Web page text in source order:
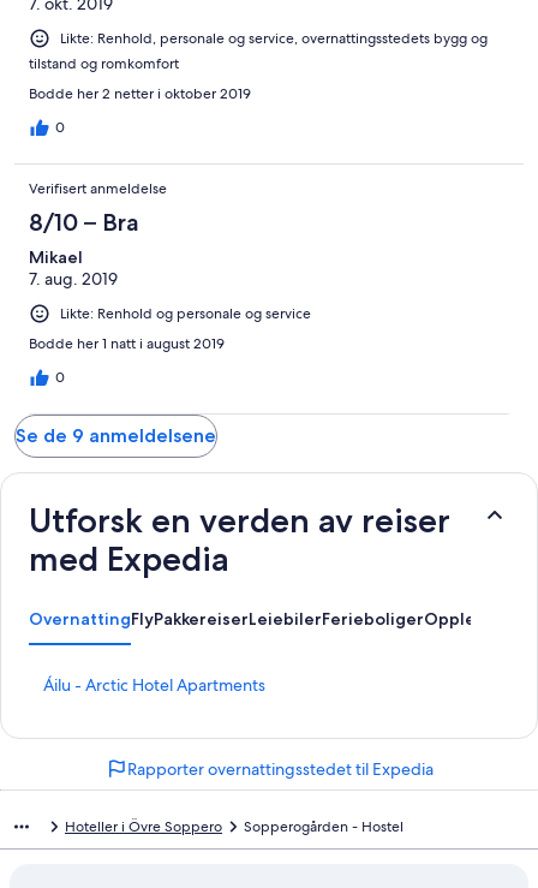
Likte: Renhold, personale og service, overnattingsstedets bygg og
tilstand og romkomfort
Bodde her 2 netter i oktober 2019
0
Verifisert anmeldelse
8/10 – Bra
Mikael
7. aug. 2019
Likte: Renhold og personale og service
Bodde her 1 natt i august 2019
0
Se de 9 anmeldelsene
Utforsk en verden av reiser
med Expedia
OvernattingFlyPakkereiserLeiebilerFerieboligerOpplevelser
Áilu - Arctic Hotel Apartments
L
o
p
Rapporter overnattingsstedet til Expedia
Hoteller i Övre Soppero Sopperogården - Hostel